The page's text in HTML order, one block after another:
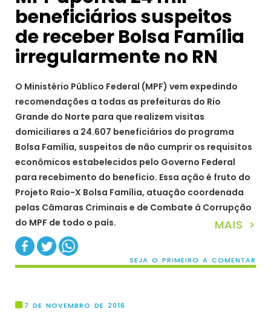
beneficiários suspeitos
de receber Bolsa Família
irregularmente no RN
O Ministério Público Federal (MPF) vem expedindo
recomendações a todas as prefeituras do Rio
Grande do Norte para que realizem visitas
domiciliares a 24.607 beneficiários do programa
Bolsa Família, suspeitos de não cumprir os requisitos
econômicos estabelecidos pelo Governo Federal
para recebimento do benefício. Essa ação é fruto do
Projeto Raio-X Bolsa Família, atuação coordenada
pelas Câmaras Criminais e de Combate à Corrupção
do MPF de todo o país.
MAIS >
SEJA O PRIMEIRO A COMENTAR
7 DE NOVEMBRO DE 2016